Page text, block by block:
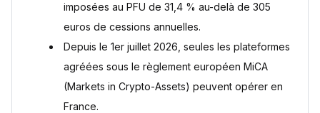
imposées au PFU de 31,4 % au-delà de 305
euros de cessions annuelles.
Depuis le 1er juillet 2026, seules les plateformes
agréées sous le règlement européen MiCA
(Markets in Crypto-Assets) peuvent opérer en
France.